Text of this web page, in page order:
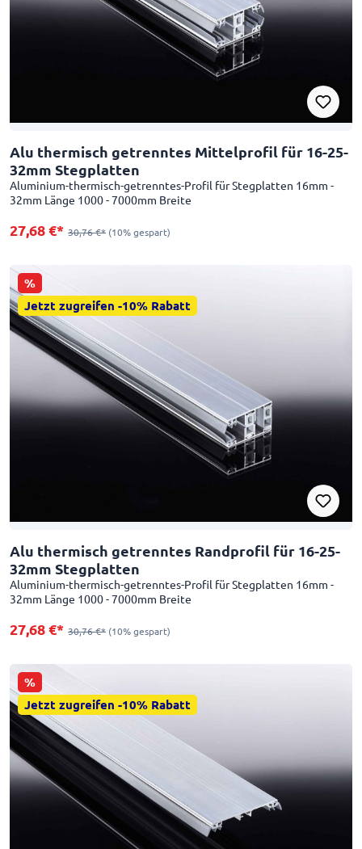
Alu thermisch getrenntes Mittelprofil für 16-25-
32mm Stegplatten
Aluminium-thermisch-getrenntes-Profil für Stegplatten 16mm -
32mm Länge 1000 - 7000mm Breite
27,68 €* 30,76 €* (10% gespart)
%
Jetzt zugreifen -10% Rabatt
Alu thermisch getrenntes Randprofil für 16-25-
32mm Stegplatten
Aluminium-thermisch-getrenntes-Profil für Stegplatten 16mm -
32mm Länge 1000 - 7000mm Breite
27,68 €* 30,76 €* (10% gespart)
%
Jetzt zugreifen -10% Rabatt